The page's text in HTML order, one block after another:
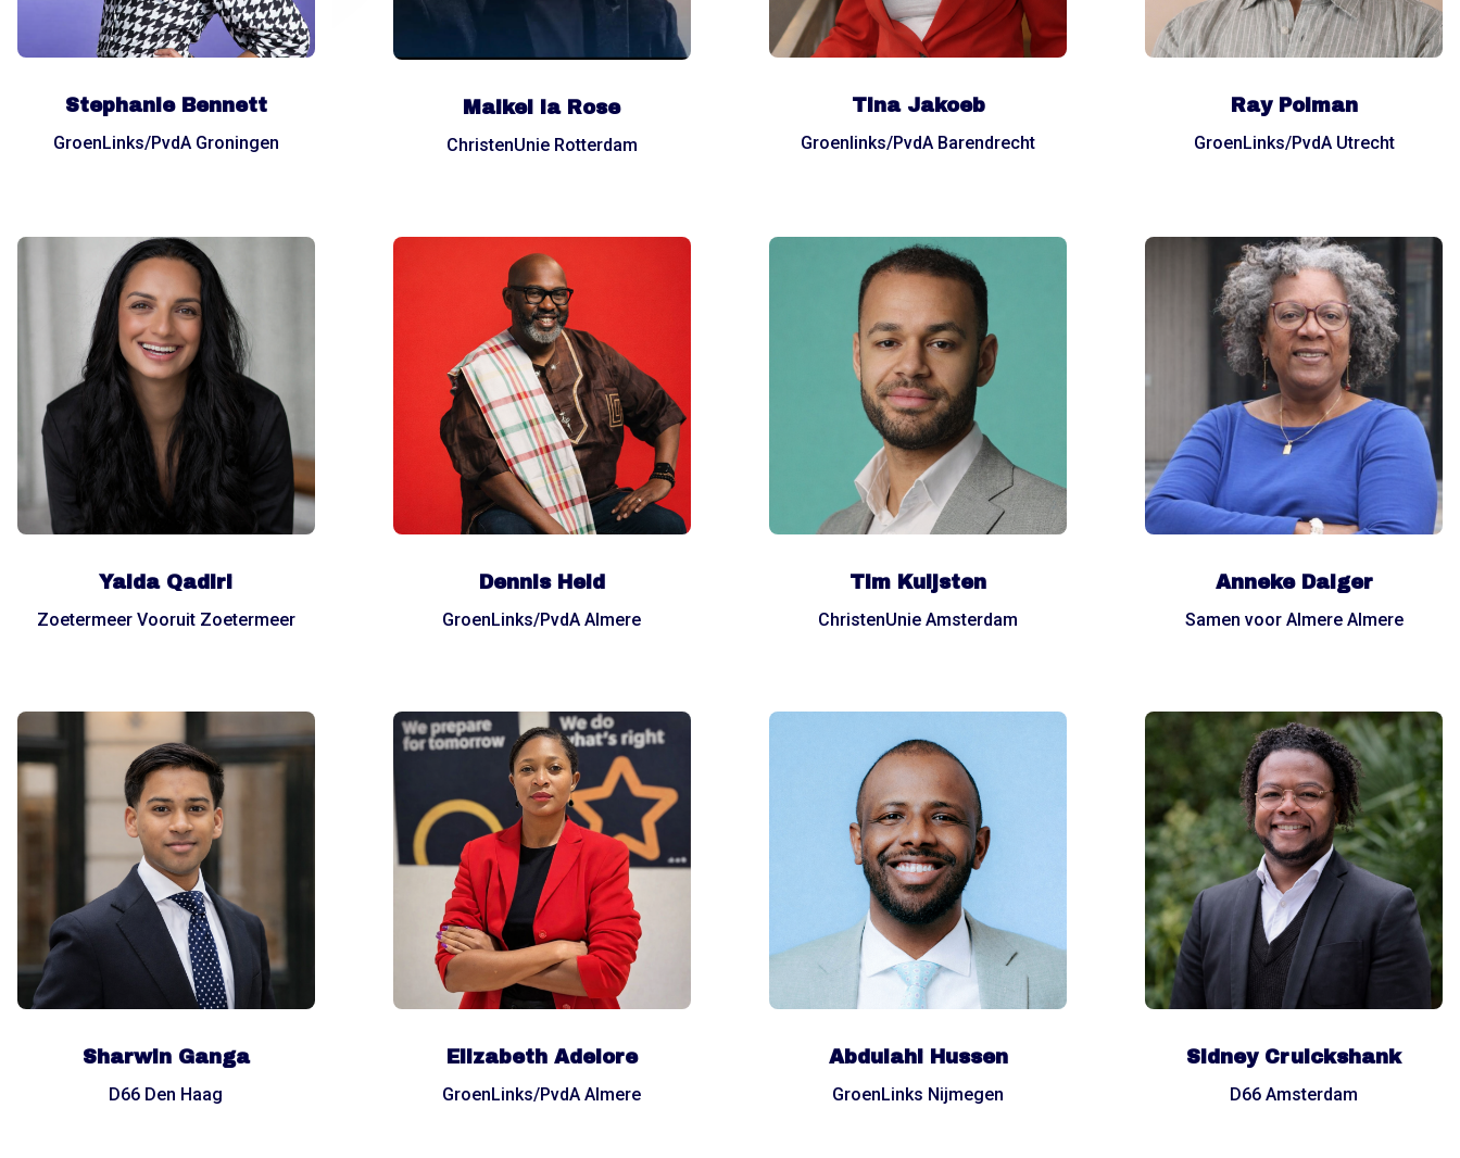
Stephanie Bennett
GroenLinks/PvdA Groningen
Maikel la Rose
ChristenUnie Rotterdam
Tina Jakoeb
Groenlinks/PvdA Barendrecht
Ray Polman
GroenLinks/PvdA Utrecht
Yalda Qadiri
Zoetermeer Vooruit Zoetermeer
Dennis Held
GroenLinks/PvdA Almere
Tim Kuijsten
ChristenUnie Amsterdam
Anneke Dalger
Samen voor Almere Almere
Sharwin Ganga
D66 Den Haag
Elizabeth Adelore
GroenLinks/PvdA Almere
Abdulahi Hussen
GroenLinks Nijmegen
Sidney Cruickshank
D66 Amsterdam